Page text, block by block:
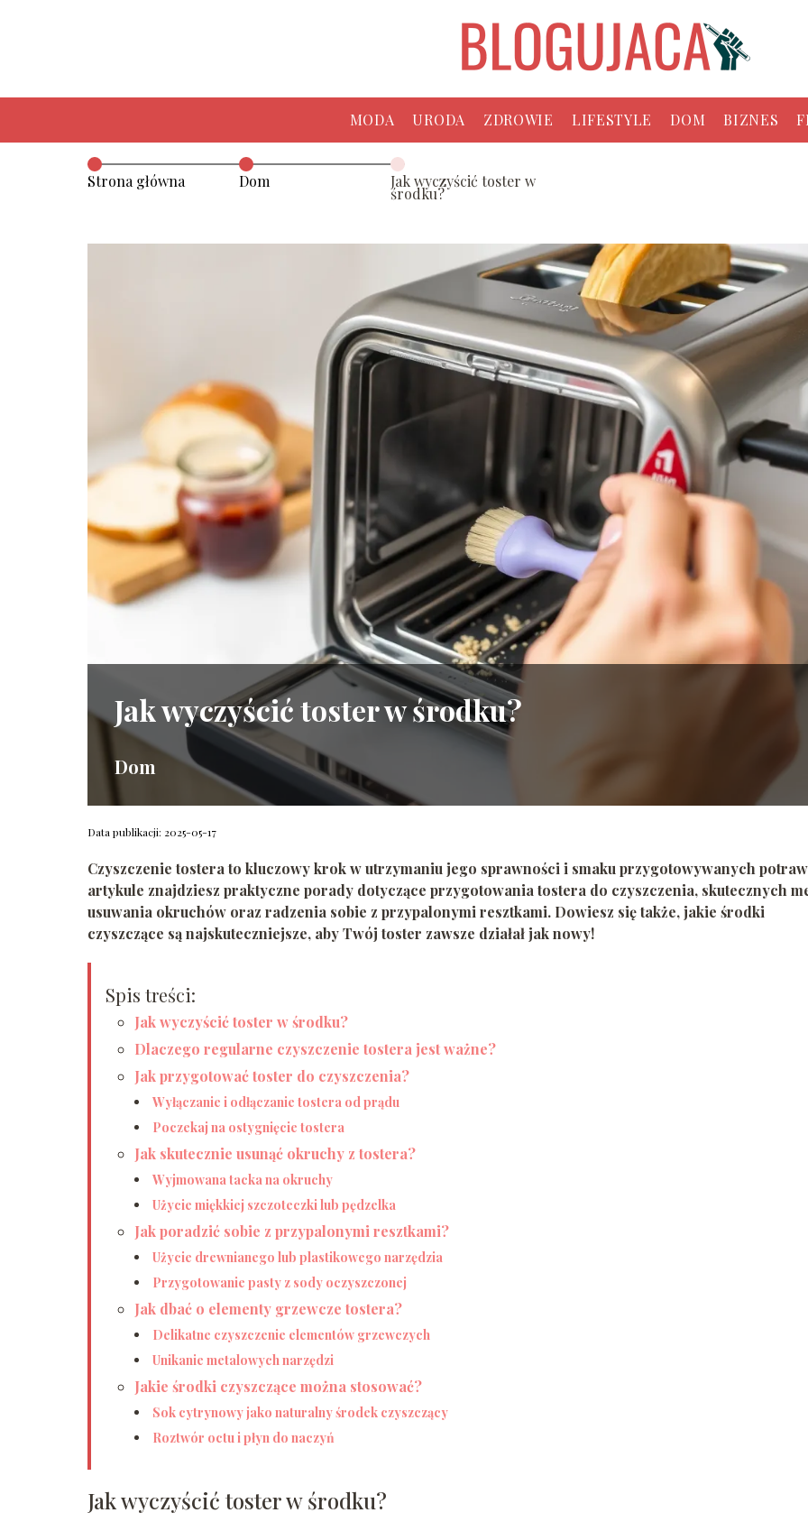
MODA URODA ZDROWIE LIFESTYLE DOM BIZNES
Strona główna Dom Jak wyczyścić toster w
środku?
Jak wyczyścić toster w środku?
Dom
Data publikacji: 2025-05-17
Czyszczenie tostera to kluczowy krok w utrzymaniu jego sprawności i smaku przygotowywanych
artykule znajdziesz praktyczne porady dotyczące przygotowania tostera do czyszczenia, skutecznych
usuwania okruchów oraz radzenia sobie z przypalonymi resztkami. Dowiesz się także, jakie środki
czyszczące są najskuteczniejsze, aby Twój toster zawsze działał jak nowy!
Spis treści:
Jak wyczyścić toster w środku?
Dlaczego regularne czyszczenie tostera jest ważne?
Jak przygotować toster do czyszczenia?
Wyłączanie i odłączanie tostera od prądu
Poczekaj na ostygnięcie tostera
Jak skutecznie usunąć okruchy z tostera?
Wyjmowana tacka na okruchy
Użycie miękkiej szczoteczki lub pędzelka
Jak poradzić sobie z przypalonymi resztkami?
Użycie drewnianego lub plastikowego narzędzia
Przygotowanie pasty z sody oczyszczonej
Jak dbać o elementy grzewcze tostera?
Delikatne czyszczenie elementów grzewczych
Unikanie metalowych narzędzi
Jakie środki czyszczące można stosować?
Sok cytrynowy jako naturalny środek czyszczący
Roztwór octu i płyn do naczyń
Jak wyczyścić toster w środku?